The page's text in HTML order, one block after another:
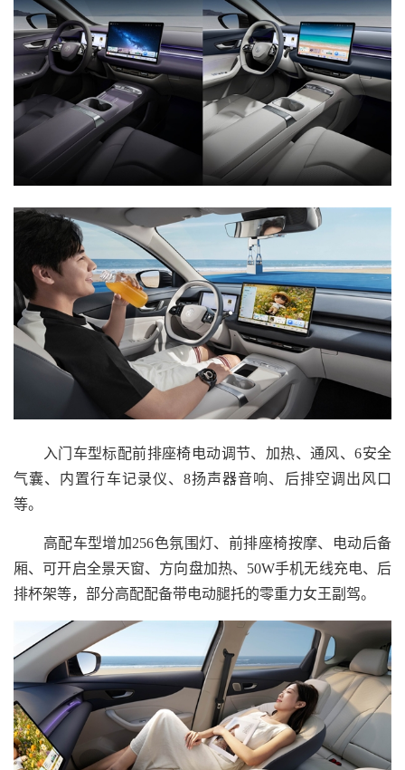
入门车型标配前排座椅电动调节、加热、通风、6安全
气囊、内置行车记录仪、8扬声器音响、后排空调出风口
等。
高配车型增加256色氛围灯、前排座椅按摩、电动后备
厢、可开启全景天窗、方向盘加热、50W手机无线充电、后
排杯架等，部分高配配备带电动腿托的零重力女王副驾。